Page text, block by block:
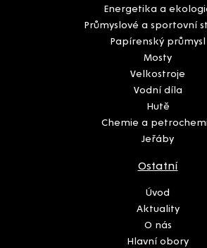
Energetika a
Průmyslové a sportovní
Papírenský průmysl
Mosty
Velkostroje
Vodní díla
Hutě
Chemie a
Jeřáby
Ostatní
Úvod
Aktuality
O nás
Hlavní obory